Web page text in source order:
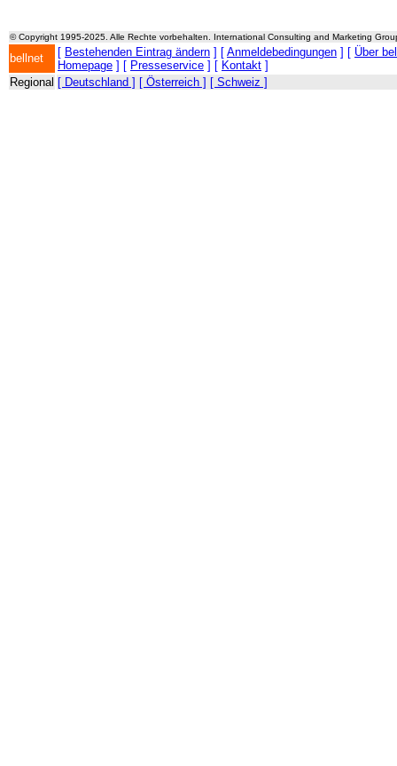
© Copyright 1995-2025. Alle Rechte vorbehalten. International Consulting and Marketing
bellnet [ Bestehenden Eintrag ändern ] [ Anmeldebedingungen ] [ Über
Homepage ] [ Presseservice ] [ Kontakt ]
Regional [ Deutschland ] [ Österreich ] [ Schweiz ]